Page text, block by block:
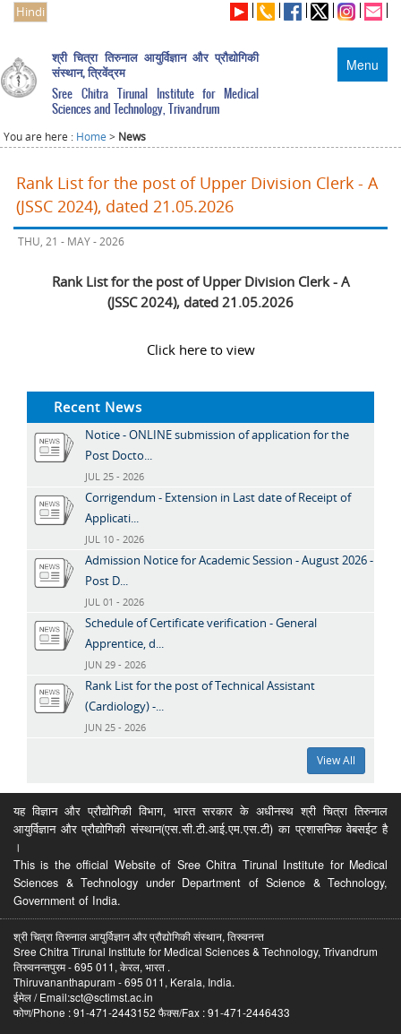
Hindi
Menu
श्री चित्रा तिरुनाल आयुर्विज्ञान और प्रौद्योगिकी
संस्थान, त्रिवेंद्रम
Sree Chitra Tirunal Institute for Medical
Sciences and Technology, Trivandrum
You are here : Home > News
Rank List for the post of Upper Division Clerk - A
(JSSC 2024), dated 21.05.2026
THU, 21 - MAY - 2026
Rank List for the post of Upper Division Clerk - A
(JSSC 2024), dated 21.05.2026
Click here to view
Recent News
Notice - ONLINE submission of application for the
Post Docto...
JUL 25 - 2026
Corrigendum - Extension in Last date of Receipt of
Applicati...
JUL 10 - 2026
Admission Notice for Academic Session - August 2026 -
Post D...
JUL 01 - 2026
Schedule of Certificate verification - General
Apprentice, d...
JUN 29 - 2026
Rank List for the post of Technical Assistant
(Cardiology) -...
JUN 25 - 2026
View All
यह विज्ञान और प्रौद्योगिकी विभाग, भारत सरकार के अधीनस्थ श्री चित्रा तिरुनाल
आयुर्विज्ञान और प्रौद्योगिकी संस्थान(एस.सी.टी.आई.एम.एस.टी) का प्रशासनिक वेबसईट है
।
This is the official Website of Sree Chitra Tirunal Institute for Medical
Sciences & Technology under Department of Science & Technology,
Government of India.
श्री चित्रा तिरुनाल आयुर्विज्ञान और प्रौद्योगिकी संस्थान, तिरुवनन्त
Sree Chitra Tirunal Institute for Medical Sciences & Technology, Trivandrum
तिरुवनन्तपुरम - 695 011, केरल, भारत .
Thiruvananthapuram - 695 011, Kerala, India.
ईमेल / Email:sct@sctimst.ac.in
फोण/Phone : 91-471-2443152 फैक्स/Fax : 91-471-2446433